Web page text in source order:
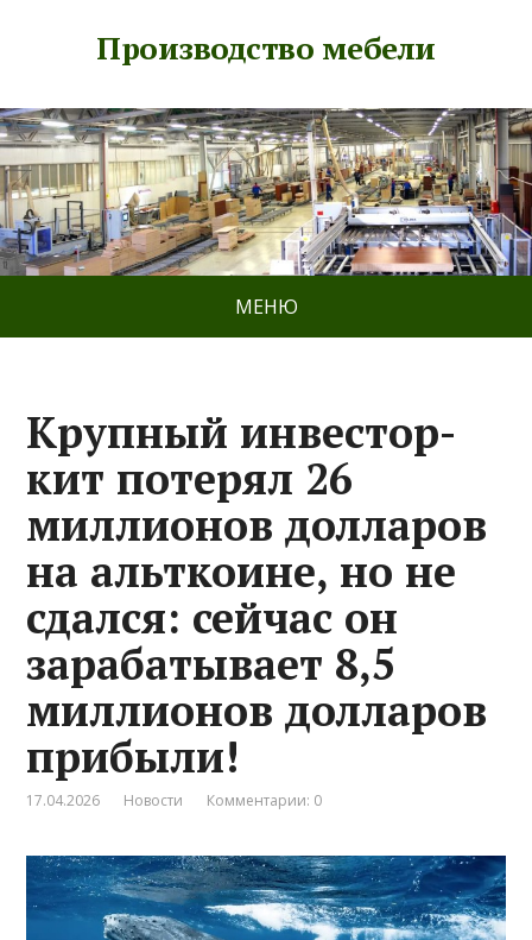
Производство мебели
МЕНЮ
Крупный инвестор-
кит потерял 26
миллионов долларов
на альткоине, но не
сдался: сейчас он
зарабатывает 8,5
миллионов долларов
прибыли!
17.04.2026 Новости Комментарии: 0